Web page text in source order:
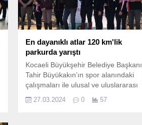
En dayanıklı atlar 120 km'lik
parkurda yarıştı
Kocaeli Büyükşehir Belediye Başkanı
Tahir Büyükakın’ın spor alanındaki
çalışmaları ile ulusal ve uluslararası
‘Sporun Başkenti Kocaeli’, Kocaeli
27.03.2024 0 57